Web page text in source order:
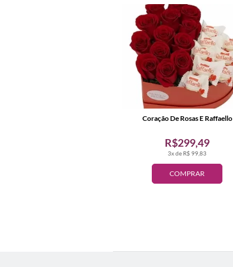
COMPRAR
3x de R$ 99,83
R$299,49
Coração De Rosas E Raffaello